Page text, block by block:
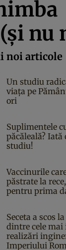
nu
noi articole
Un studiu
viața pe
ori
Suplimentele
păcăleală? Iată
studiu!
Vaccinurile
păstrate la
pentru prima
Seceta a scos
dintre cele
realizări
Imperiului